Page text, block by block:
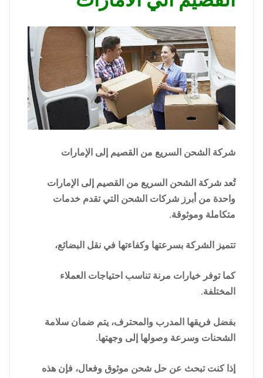
شركة الشحن السريع من القصيم إلى الإمارات
تُعد شركة الشحن السريع من القصيم إلى الإمارات
واحدة من أبرز شركات الشحن التي تقدم خدمات
متكاملة وموثوقة.
تتميز الشركة بسرعتها وكفاءتها في نقل البضائع،
كما توفر خيارات مرنة تناسب احتياجات العملاء
المختلفة.
بفضل فريقها المدرب والمحترف، يتم ضمان سلامة
الشحنات وسرعة وصولها إلى وجهتها.
إذا كنت تبحث عن حل شحن موثوق وفعال، فإن هذه